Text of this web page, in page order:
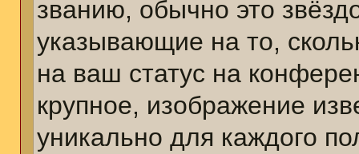
званию, обычно это
указывающие на то,
на ваш статус на
крупное, изображение
уникально для каждого